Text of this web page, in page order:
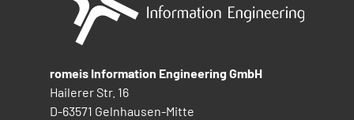
romeis Information Engineering GmbH
Hailerer Str. 16
D-63571 Gelnhausen-Mitte